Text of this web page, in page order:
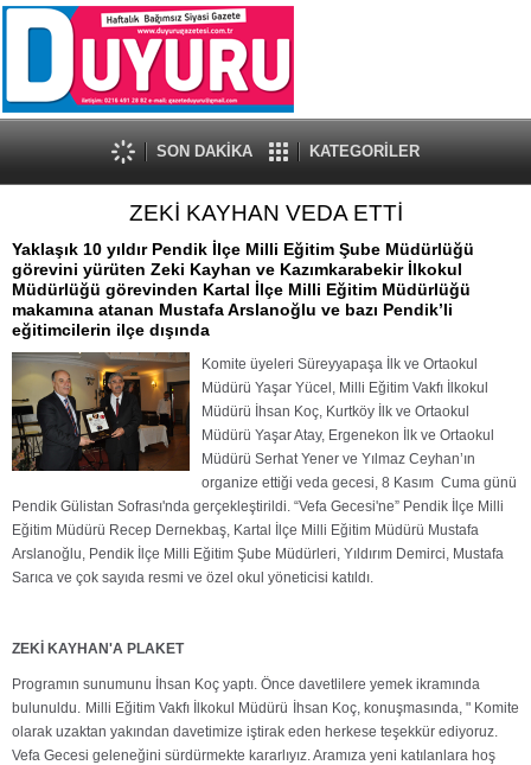
SON DAKİKA KATEGORİLER
ZEKİ KAYHAN VEDA ETTİ
Yaklaşık 10 yıldır Pendik İlçe Milli Eğitim Şube Müdürlüğü
görevini yürüten Zeki Kayhan ve Kazımkarabekir İlkokul
Müdürlüğü görevinden Kartal İlçe Milli Eğitim Müdürlüğü
makamına atanan Mustafa Arslanoğlu ve bazı Pendik’li
eğitimcilerin ilçe dışında
Komite üyeleri Süreyyapaşa İlk ve Ortaokul
Müdürü Yaşar Yücel, Milli Eğitim Vakfı İlkokul
Müdürü İhsan Koç, Kurtköy İlk ve Ortaokul
Müdürü Yaşar Atay, Ergenekon İlk ve Ortaokul
Müdürü Serhat Yener ve Yılmaz Ceyhan’ın
organize ettiği veda gecesi, 8 Kasım Cuma günü
Pendik Gülistan Sofrası'nda gerçekleştirildi. “Vefa Gecesi'ne” Pendik İlçe Milli
Eğitim Müdürü Recep Dernekbaş, Kartal İlçe Milli Eğitim Müdürü Mustafa
Arslanoğlu, Pendik İlçe Milli Eğitim Şube Müdürleri, Yıldırım Demirci, Mustafa
Sarıca ve çok sayıda resmi ve özel okul yöneticisi katıldı.
ZEKİ KAYHAN'A PLAKET
Programın sunumunu İhsan Koç yaptı. Önce davetlilere yemek ikramında
bulunuldu. Milli Eğitim Vakfı İlkokul Müdürü
İhsan Koç, konuşmasında, " Komite
olarak uzaktan yakından davetimize iştirak eden herkese teşekkür ediyoruz.
Vefa Gecesi geleneğini sürdürmekte kararlıyız. Aramıza yeni katılanlara hoş